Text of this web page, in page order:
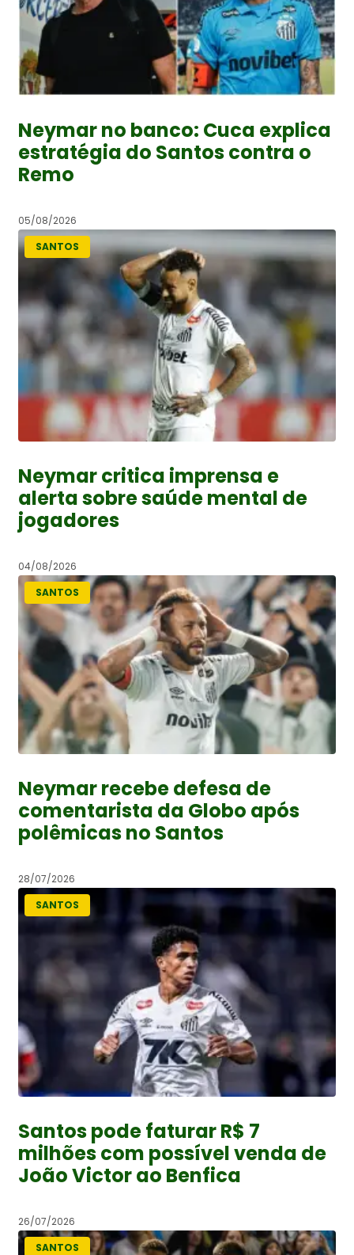
Neymar no banco: Cuca explica
estratégia do Santos contra o
Remo
05/08/2026
SANTOS
Neymar critica imprensa e
alerta sobre saúde mental de
jogadores
04/08/2026
SANTOS
Neymar recebe defesa de
comentarista da Globo após
polêmicas no Santos
28/07/2026
SANTOS
Santos pode faturar R$ 7
milhões com possível venda de
João Victor ao Benfica
26/07/2026
SANTOS